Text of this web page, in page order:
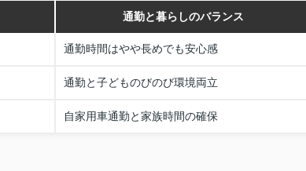
通勤と暮らしのバランス
通勤時間はやや長めでも安心感
通勤と子どものびのび環境両立
自家用車通勤と家族時間の確保